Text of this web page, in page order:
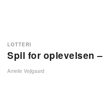
Spil for oplevelsen
LOTTERI
Amelie Vejlgaard